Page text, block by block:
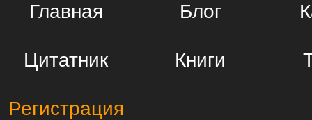
Главная Блог
Цитатник Книги
Регистрация